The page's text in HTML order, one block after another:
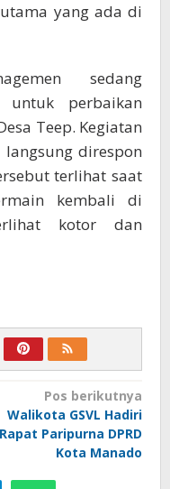
yang ada di
sedang
untuk perbaikan
Teep. Kegiatan
direspon
terlihat saat
kembali di
kotor dan
Pos berikutnya
Walikota GSVL Hadiri
Rapat Paripurna DPRD
Kota Manado